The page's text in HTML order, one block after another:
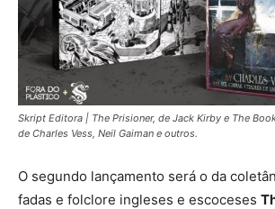
Skript Editora | The Prisioner, de Jack Kirby e The
de Charles Vess, Neil Gaiman e outros.
O segundo lançamento será o da
fadas e folclore ingleses e escoceses